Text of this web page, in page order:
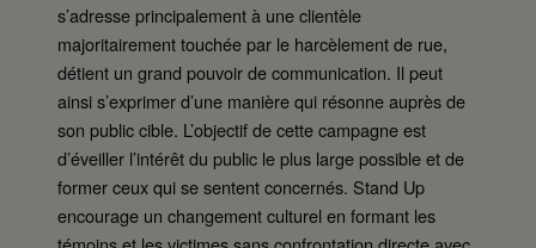
s’adresse principalement à une clientèle
majoritairement touchée par le harcèlement de rue,
détient un grand pouvoir de communication. Il peut
ainsi s’exprimer d’une manière qui résonne auprès de
son public cible. L’objectif de cette campagne est
d’éveiller l’intérêt du public le plus large possible et de
former ceux qui se sentent concernés. Stand Up
encourage un changement culturel en formant les